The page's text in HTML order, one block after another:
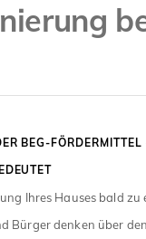
BEG-
Ihres Hauses bald
Bürger denken über